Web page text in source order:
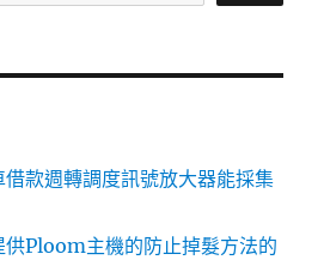
款週轉調度訊號放大器能採集
供Ploom主機的防止掉髮方法的